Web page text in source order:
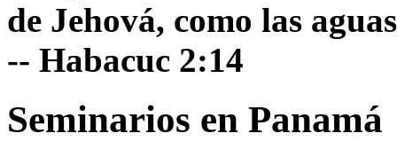
de Jehová, como las
-- Habacuc 2:14
Seminarios en Panamá